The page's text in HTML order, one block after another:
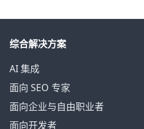
综合解决方案
AI 集成
面向 SEO 专家
面向企业与自由职业者
面向开发者